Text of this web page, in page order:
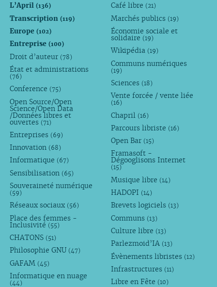
L’April (136)
Transcription (119)
Europe (102)
Entreprise (100)
Droit d’auteur (78)
État et administrations
(76)
Conference (75)
Open Source/Open
Science/Open Data
/Données libres et
ouvertes (71)
Entreprises (69)
Innovation (68)
Informatique (67)
Sensibilisation (65)
Souveraineté numérique
(59)
Réseaux sociaux (56)
Place des femmes -
Inclusivité (55)
CHATONS (51)
Philosophie GNU (47)
GAFAM (45)
Informatique en nuage
(44)
Café libre (21)
Marchés publics (19)
Économie sociale et
solidaire (19)
Wikipédia (19)
Communs numériques
(19)
Sciences (18)
Vente forcée / vente liée
(16)
Chapril (16)
Parcours libriste (16)
Open Bar (15)
Framasoft -
Dégooglisons Internet
(15)
Musique libre (14)
HADOPI (14)
Brevets logiciels (13)
Communs (13)
Culture libre (13)
Parlezmoid’IA (13)
Évènements libristes (12)
Infrastructures (11)
Libre en Fête (10)